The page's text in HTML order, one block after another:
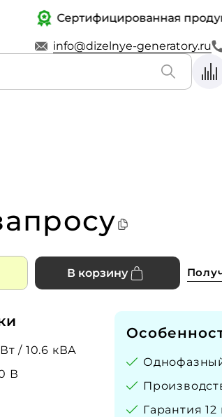
Сертифицированная продукция
info@dizelnye-generatory.ru
В корзину
/ 10.6 кВА
В
Гарантия